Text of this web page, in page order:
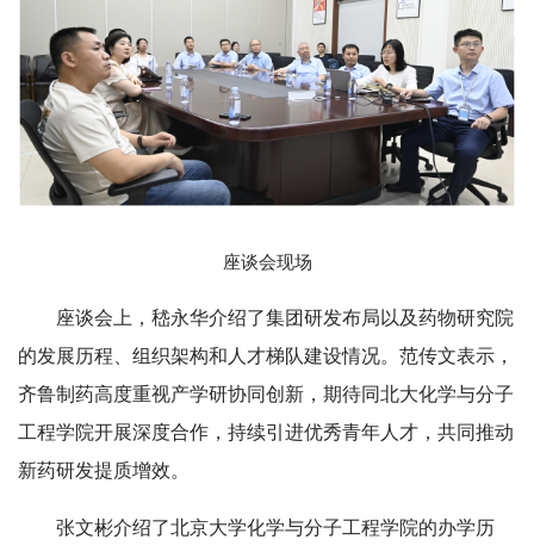
座谈会现场
座谈会上，嵇永华介绍了集团研发布局以及药物研究院
的发展历程、组织架构和人才梯队建设情况。范传文表示，
齐鲁制药高度重视产学研协同创新，期待同北大化学与分子
工程学院开展深度合作，持续引进优秀青年人才，共同推动
新药研发提质增效。
张文彬介绍了北京大学化学与分子工程学院的办学历